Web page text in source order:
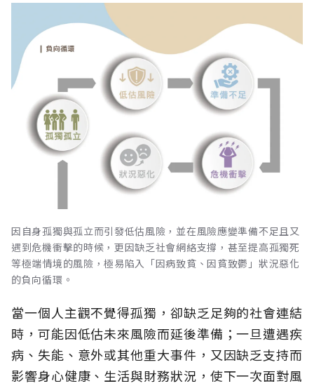
因自身孤獨與孤立而引發低估風險，並在風險應變準備不足且又
遇到危機衝擊的時候，更因缺乏社會網絡支撐，甚至提高孤獨死
等極端情境的風險，極易陷入「因病致貧、因貧致鬱」狀況惡化
的負向循環。
當一個人主觀不覺得孤獨，卻缺乏足夠的社會連結
時，可能因低估未來風險而延後準備；一旦遭遇疾
病、失能、意外或其他重大事件，又因缺乏支持而
影響身心健康、生活與財務狀況，使下一次面對風